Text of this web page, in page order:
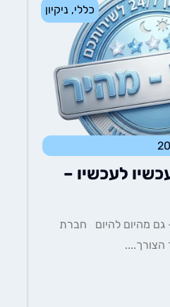
כללי,ניקיון
לעכשיו –
להיום חברת